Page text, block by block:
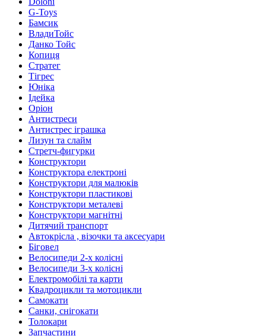
G-Toys
Бамсик
ВладиТойс
Данко Тойс
Копиця
Стратег
Тігрес
Юніка
Ідейка
Оріон
Антистреси
Антистрес іграшка
Лизун та слайм
Стретч-фигурки
Конструктори
Конструктора електроні
Конструктори для малюків
Конструктори пластикові
Конструктори металеві
Конструктори магнітні
Дитячий транспорт
Автокрісла , візочки та аксесуари
Біговел
Велосипеди 2-х колісні
Велосипеди 3-х колісні
Електромобілі та карти
Квадроцикли та мотоцикли
Самокати
Санки, снігокати
Толокари
Запчастини